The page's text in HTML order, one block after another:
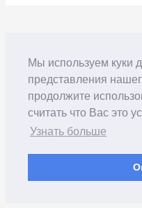
Мы используем куки
представления
продолжите
считать что Вас это
Узнать больше